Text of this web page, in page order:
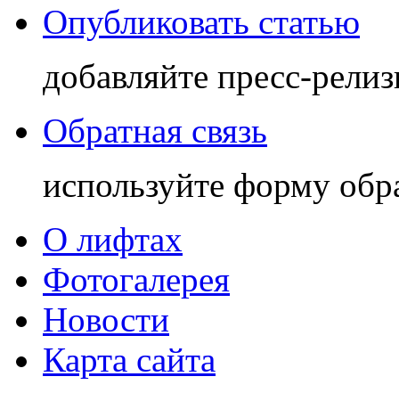
Опубликовать статью
добавляйте пресс-
Обратная связь
используйте форму
О лифтах
Фотогалерея
Новости
Карта сайта